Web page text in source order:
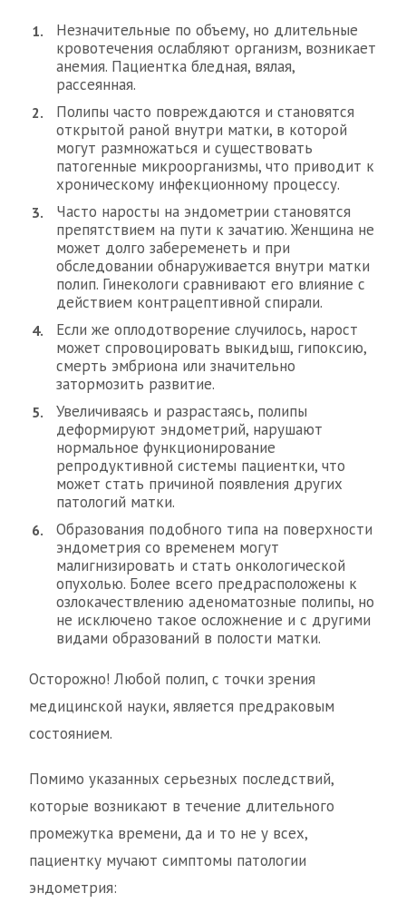
Незначительные по объему, но длительные
кровотечения ослабляют организм, возникает
анемия. Пациентка бледная, вялая,
рассеянная.
Полипы часто повреждаются и становятся
открытой раной внутри матки, в которой
могут размножаться и существовать
патогенные микроорганизмы, что приводит к
хроническому инфекционному процессу.
Часто наросты на эндометрии становятся
препятствием на пути к зачатию. Женщина не
может долго забеременеть и при
обследовании обнаруживается внутри матки
полип. Гинекологи сравнивают его влияние с
действием контрацептивной спирали.
Если же оплодотворение случилось, нарост
может спровоцировать выкидыш, гипоксию,
смерть эмбриона или значительно
затормозить развитие.
Увеличиваясь и разрастаясь, полипы
деформируют эндометрий, нарушают
нормальное функционирование
репродуктивной системы пациентки, что
может стать причиной появления других
патологий матки.
Образования подобного типа на поверхности
эндометрия со временем могут
малигнизировать и стать онкологической
опухолью. Более всего предрасположены к
озлокачествлению аденоматозные полипы, но
не исключено такое осложнение и с другими
видами образований в полости матки.
Осторожно! Любой полип, с точки зрения
медицинской науки, является предраковым
состоянием.
Помимо указанных серьезных последствий,
которые возникают в течение длительного
промежутка времени, да и то не у всех,
пациентку мучают симптомы патологии
эндометрия: